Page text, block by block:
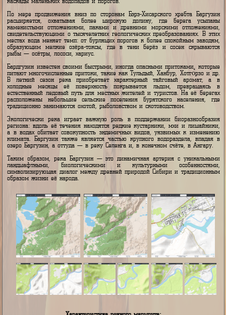
склонах Уссурийского хребта, где снежные вершины и ледниковые
дают начало полноводному ручью. В верхнем течении река
кристально чистой водой, пробивая узкие и крутые долины, часто
каскады маленьких водопадов и порогов.
По мере продвижения вниз по сторонам Бэрэ-Хисарского хребта
расширяется, охватывая более широкую долину, где берега
каменистыми отложениями, паками и древними морскими
свидетельствующими о тысячелетних геологических преобразованиях.
местах вода меняет темп: от бурлящих порогов к более спокойным
образующим мелкие озёра‑токсы, где в тени берёз и сосен
рыбы — осётры, лососи, хариус.
Бардгузин известен своими быстрыми, иногда опасными притоками,
питают многочисленные притоки, такие как Тульдый, Ханбур,
холодные месяцы её поверхность покрывается льдом,
естественный ледовый путь для местных жителей и туристов. На её
расположены небольшие сельские поселения бурятского
традиционно занимаются охотой, рыболовством и скотоводством.
Экологически река играет важную роль в поддержании
региона: вдоль её течения находятся редкие кустарники, мхи и
а в водах обитает совокупность эндемичных видов, уязвимых к
климата. Баргузин также является частью крупного водораздела,
Таким образом, река Баргузин — это динамичная артерия с
ландшафтными, биологическими и культурными
символизирующая диалог между древней природой Сибири и
образом жизни её народа.